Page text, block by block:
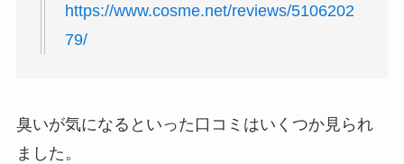
https://www.cosme.net/reviews/5106202
79/
臭いが気になるといった口コミはいくつか見られ
ました。